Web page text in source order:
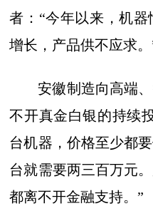
者：“今年以来，机
增长，产品供不应求。
安徽制造向高端
不开真金白银的持续
台机器，价格至少都
台就需要两三百万元
都离不开金融支持。”